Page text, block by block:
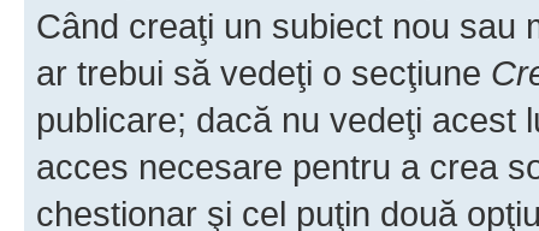
Când creaţi un subiect nou sau
ar trebui să vedeţi o secţiune
publicare; dacă nu vedeţi acest
acces necesare pentru a crea
chestionar şi cel puţin două